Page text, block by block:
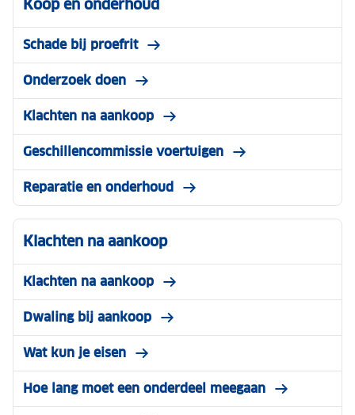
Koop en onderhoud
Schade bij proefrit
Onderzoek doen
Klachten na aankoop
Geschillencommissie voertuigen
Reparatie en onderhoud
Klachten na aankoop
Klachten na aankoop
Dwaling bij aankoop
Wat kun je eisen
Hoe lang moet een onderdeel meegaan